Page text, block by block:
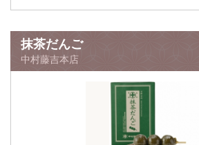
抹茶だんご
中村藤吉本店